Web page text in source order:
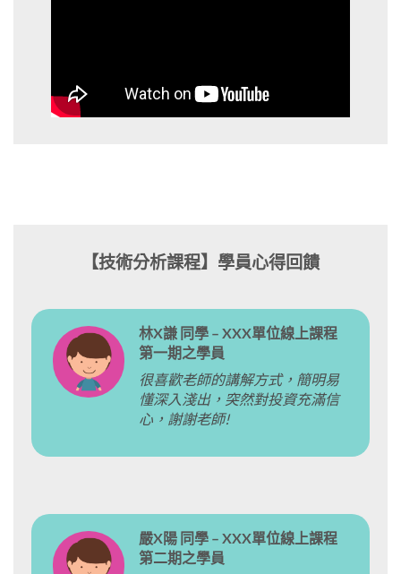
【技術分析課程】學員心得回饋
林X謙 同學 – XXX單位線上課程
第一期之學員
很喜歡老師的講解方式，簡明易
懂深入淺出，突然對投資充滿信
心，謝謝老師!
嚴X陽 同學 – XXX單位線上課程
第二期之學員